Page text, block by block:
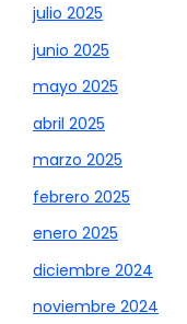
julio 2025
junio 2025
mayo 2025
abril 2025
marzo 2025
febrero 2025
enero 2025
diciembre 2024
noviembre 2024